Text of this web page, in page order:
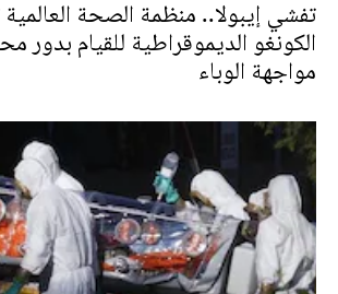
تفشي إيبولا.. منظمة الصحة
الكونغو الديموقراطية للقيام بدور
مواجهة الوباء